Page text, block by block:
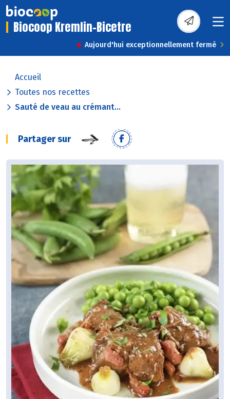
Biocoop Kremlin-Bicetre
Aujourd'hui exceptionnellement fermé
Accueil
Toutes nos recettes
Sauté de veau au crémant...
Partager sur